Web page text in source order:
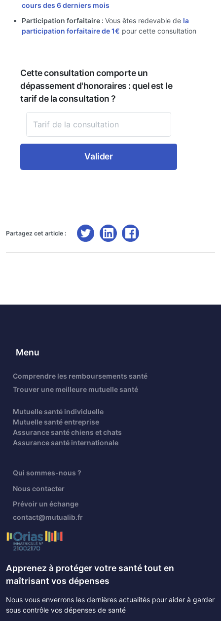
cours des 6 derniers mois
Participation forfaitaire : Vous êtes redevable de la
participation forfaitaire de 1€ pour cette consultation
Cette consultation comporte un
dépassement d'honoraires : quel est le
tarif de la consultation ?
Valider
Partagez cet article :
Menu
Comprendre les remboursements santé
Trouver une meilleure mutuelle santé
Mutuelle santé individuelle
Mutuelle santé entreprise
Assurance santé chiens et chats
Assurance santé internationale
Qui sommes-nous ?
Nous contacter
Prévoir un échange
contact@mutualib.fr
Apprenez à protéger votre santé tout en
maîtrisant vos dépenses
Nous vous enverrons les dernières actualités pour aider à garder
sous contrôle vos dépenses de santé